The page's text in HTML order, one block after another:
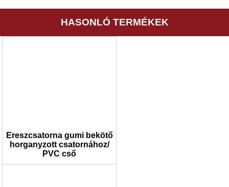
HASONLÓ TERMÉKEK
Ereszcsatorna gumi bekötő
horganyzott csatornához/
PVC cső